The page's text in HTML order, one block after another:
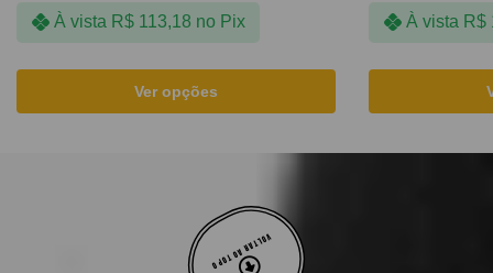
À vista R$113,18 no Pix
Ver opções
À vista R$
VOLTAR AO TOPO